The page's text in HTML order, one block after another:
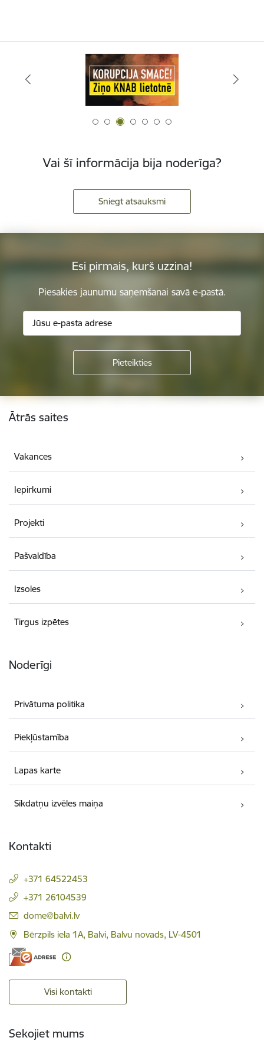
Vai šī informācija bija noderīga?
Sniegt atsauksmi
Esi pirmais, kurš uzzina!
Piesakies jaunumu saņemšanai savā e-pastā.
Kājene
Ātrās saites
Vakances
Iepirkumi
Projekti
Pašvaldība
Izsoles
Tirgus izpētes
Noderīgi
Privātuma politika
Piekļūstamība
Lapas karte
Sīkdatņu izvēles maiņa
Kontakti
+371 64522453
+371 26104539
E-pasts:
dome@balvi.lv
Bērzpils iela 1A, Balvi, Balvu novads, LV-4501
Visi kontakti
Sekojiet mums